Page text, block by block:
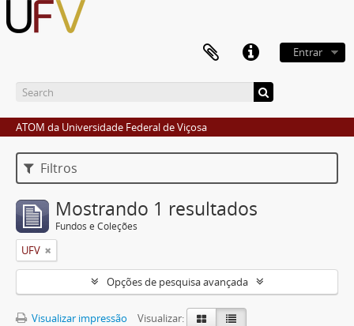
Entrar
ATOM da Universidade Federal de Viçosa
Filtros
Mostrando 1 resultados
Fundos e Coleções
UFV
Opções de pesquisa avançada
Visualizar impressão
Visualizar: